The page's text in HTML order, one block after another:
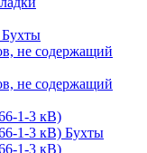
Бухты
не содержащий
не содержащий
1-3 кВ)
1-3 кВ) Бухты
1-3 кВ)